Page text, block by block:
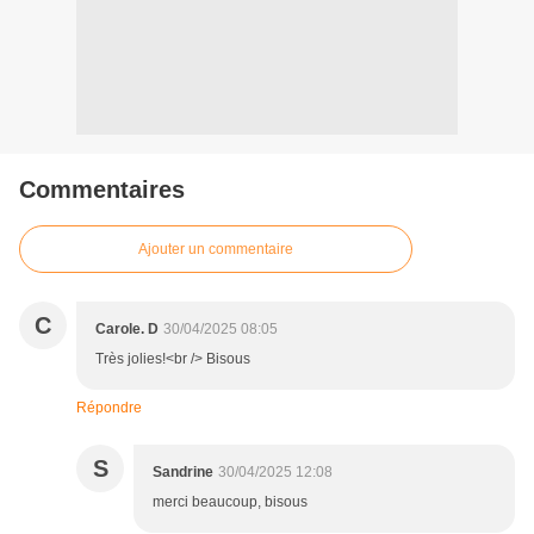
Commentaires
Ajouter un commentaire
C Carole. D 30/04/2025 08:05
Très jolies!<br /> Bisous
Répondre
S Sandrine 30/04/2025 12:08
merci beaucoup, bisous